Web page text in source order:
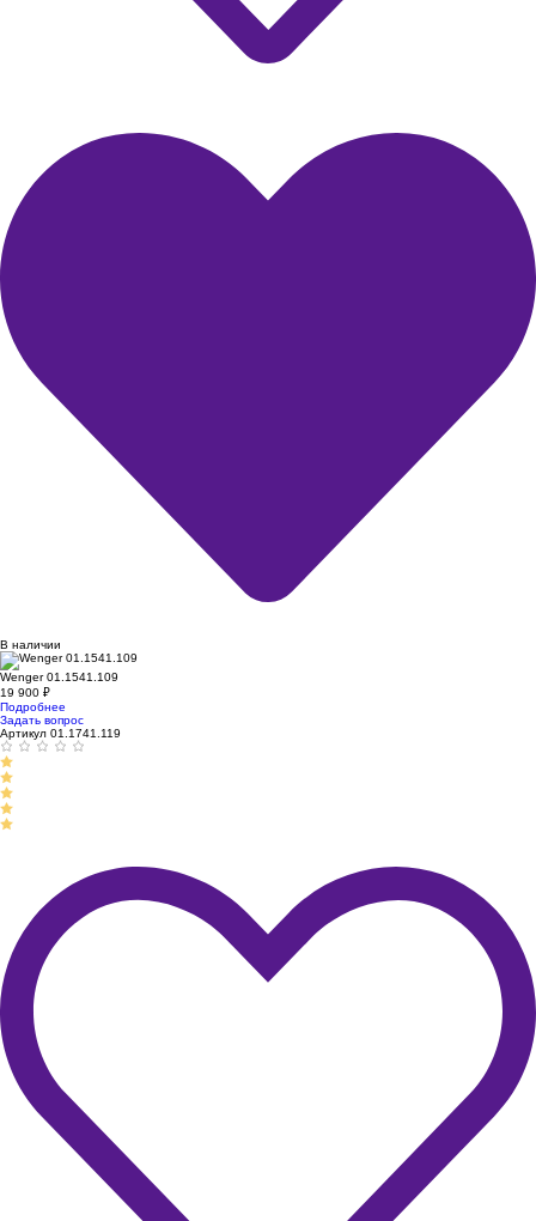
В наличии
Wenger 01.1541.109
19 900 ₽
Подробнее
Задать вопрос
Артикул 01.1741.119